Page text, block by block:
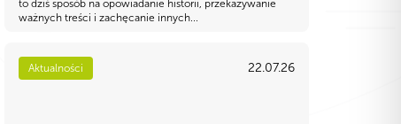
to dziś sposób na opowiadanie historii, przekazywanie
ważnych treści i zachęcanie innych...
Aktualności 22.07.26